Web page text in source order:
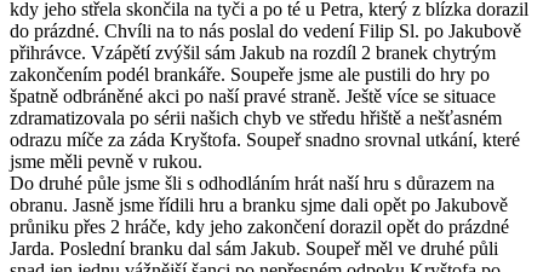
kdy jeho střela skončila na tyči a po té u Petra, který z blízka dorazil
do prázdné. Chvíli na to nás poslal do vedení Filip Sl. po Jakubově
přihrávce. Vzápětí zvýšil sám Jakub na rozdíl 2 branek chytrým
zakončením podél brankáře. Soupeře jsme ale pustili do hry po
špatně odbráněné akci po naší pravé straně. Ještě více se situace
zdramatizovala po sérii našich chyb ve středu hřiště a nešťasném
odrazu míče za záda Kryštofa. Soupeř snadno srovnal utkání, které
jsme měli pevně v rukou.
Do druhé půle jsme šli s odhodláním hrát naší hru s důrazem na
obranu. Jasně jsme řídili hru a branku sjme dali opět po Jakubově
průniku přes 2 hráče, kdy jeho zakončení dorazil opět do prázdné
Jarda. Poslední branku dal sám Jakub. Soupeř měl ve druhé půli